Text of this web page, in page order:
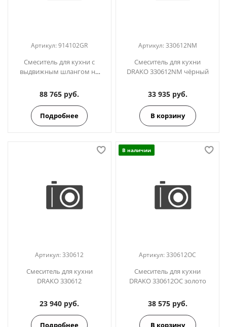
Артикул:914102GR
Cмеситель для кухни с
выдвижным шлангом на
914102GR графит
88 765 руб.
Подробнее
Артикул: 330612NM
Смеситель для кухни
DRAKO 330612NM чёрный
33 935 руб.
В корзину
Артикул:330612
Смеситель для кухни
DRAKO 330612
23 940 руб.
Подробнее
В наличии
Артикул:330612OC
Смеситель для кухни
DRAKO 330612OC золото
38 575 руб.
В корзину